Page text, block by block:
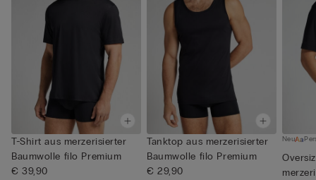
T-Shirt aus merzerisierter
Baumwolle filo Premium
€ 39,90
Tanktop aus merzerisierter
Baumwolle filo Premium
€ 29,90
Neu